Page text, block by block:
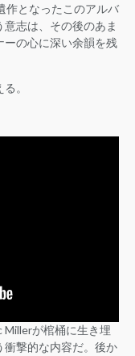
作となったこのアルバ
志は、その後のあま
ーの心に深い余韻を残
。
が棺桶に生き埋
衝撃的な内容だ。後か